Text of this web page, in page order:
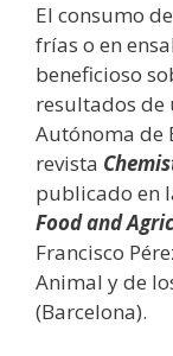
El consumo
frías o en
beneficioso
resultados de
Autónoma de
revista
publicado en
Food and
Francisco
Animal y de
(Barcelona).